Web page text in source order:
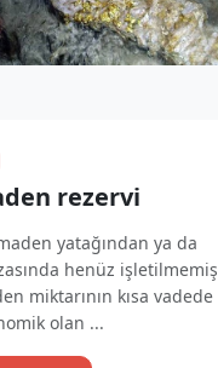
rezervi
yatağından ya da
henüz işletilmemiş
miktarının kısa vadede
olan ...